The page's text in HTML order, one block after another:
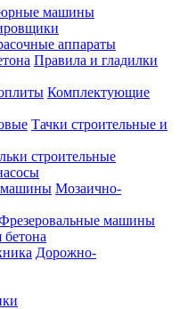
машины
аппараты
Правила и гладилки
Комплектующие
Тачки строительные и
строительные
Мозаично-
машины
бетона
Дорожно-